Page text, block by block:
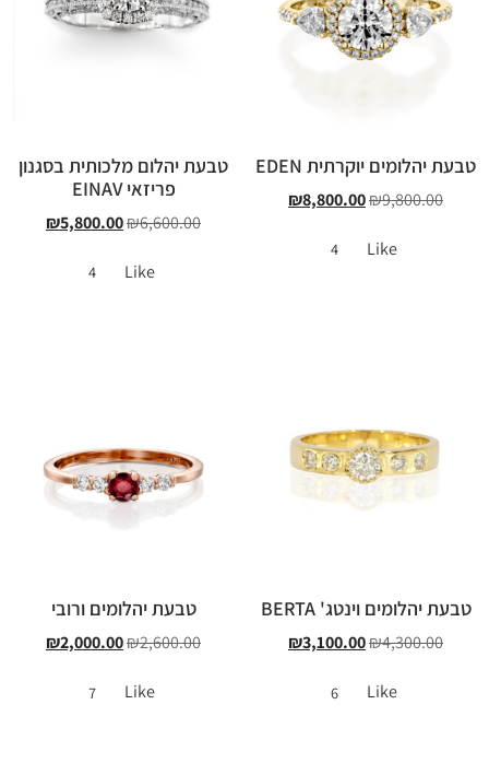
טבעת יהלומים יוקרתית EDEN
₪9,800.00
₪8,800.00
Like
4
טבעת יהלום מלכותית בסגנון
פריזאי EINAV
₪6,600.00
₪5,800.00
Like
4
טבעת יהלומים וינטג' BERTA
₪4,300.00
₪3,100.00
Like
6
טבעת יהלומים ורובי
₪2,600.00
₪2,000.00
Like
7